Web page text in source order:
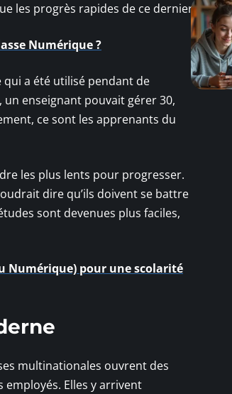
les progrès rapides de ce dernier.
Numérique ?
qui a été utilisé pendant de
enseignant pouvait gérer 30,
ce sont les apprenants du
les plus lents pour progresser.
dire qu’ils doivent se battre
sont devenues plus faciles,
Numérique) pour une scolarité
multinationales ouvrent des
Elles y arrivent